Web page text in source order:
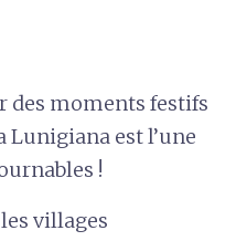
des moments festifs
Lunigiana est l’une
!
les villages